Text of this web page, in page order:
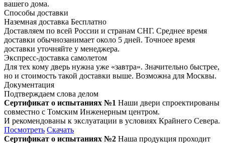
вашего дома.
Способы доставки
Наземная доставка Бесплатно
Доставляем по всей России и странам СНГ. Среднее время
доставки обычнозанимает около 5 дней. Точноее время
доставки уточняйте у менеджера.
Экспресс-доставка самолетом
Для тех кому дверь нужна уже «завтра». Значительно быстрее,
но и стоимость такой доставки выше. Возможна для Москвы.
Документация
Подтверждаем слова делом
Сертификат о испытаниях №1 Наши двери спроектированы
совместно с Томским Инженерным центром.
И рекомендованы к экслуатации в условиях Крайнего Севера.
Посмотреть Скачать
Сертификат о испытаниях №2 Наша продукция проходит